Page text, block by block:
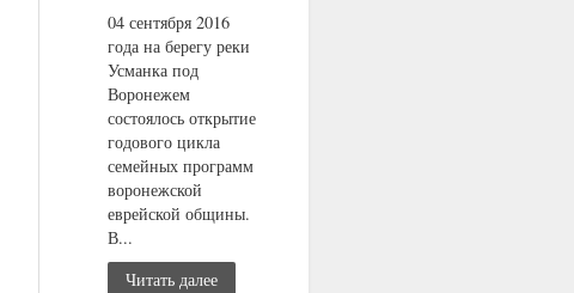
04 сентября 2016
года на берегу реки
Усманка под
Воронежем
состоялось открытие
годового цикла
семейных программ
воронежской
еврейской общины.
В...
Читать далее